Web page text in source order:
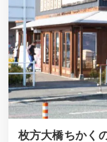
枚方大橋ちかく